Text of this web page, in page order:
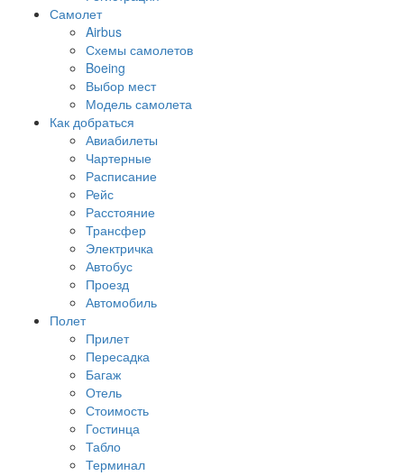
Самолет
Airbus
Схемы самолетов
Boeing
Выбор мест
Модель самолета
Как добраться
Авиабилеты
Чартерные
Расписание
Рейс
Расстояние
Трансфер
Электричка
Автобус
Проезд
Автомобиль
Полет
Прилет
Пересадка
Багаж
Отель
Стоимость
Гостинца
Табло
Терминал